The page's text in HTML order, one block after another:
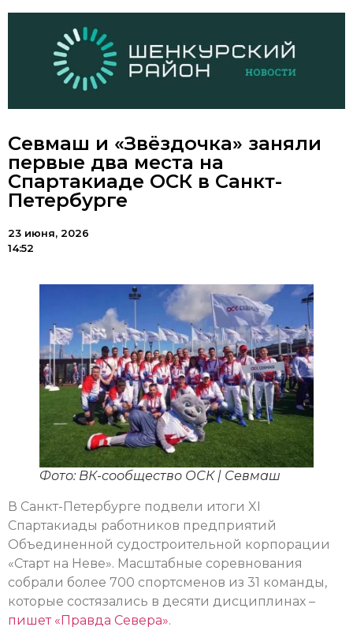
Севмаш и «Звёздочка» заняли
первые два места на
Спартакиаде ОСК в Санкт-
Петербурге
23 июня, 2026
14:52
Фото: ВК-сообщество ОСК | Севмаш
В Санкт-Петербурге подвели итоги XI
Спартакиады работников предприятий
Объединенной судостроительной корпорации
«Старт на Неве». Масштабные соревнования
собрали более 700 спортсменов из 31 команды,
которые состязались в десяти дисциплинах –
пишет «Правда Севера».